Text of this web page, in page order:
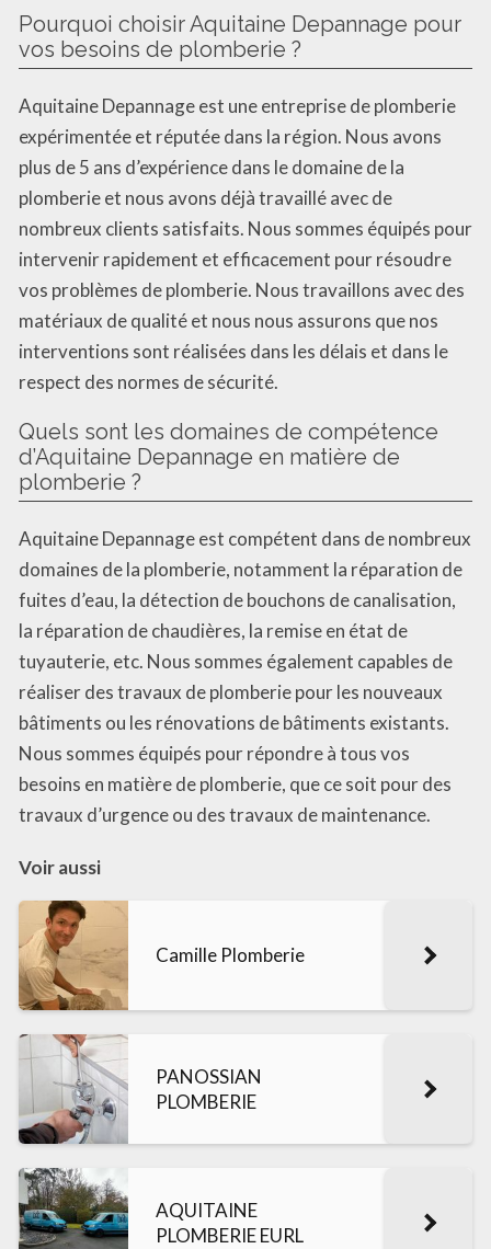
Pourquoi choisir Aquitaine Depannage pour
vos besoins de plomberie ?
Aquitaine Depannage est une entreprise de plomberie
expérimentée et réputée dans la région. Nous avons
plus de 5 ans d’expérience dans le domaine de la
plomberie et nous avons déjà travaillé avec de
nombreux clients satisfaits. Nous sommes équipés pour
intervenir rapidement et efficacement pour résoudre
vos problèmes de plomberie. Nous travaillons avec des
matériaux de qualité et nous nous assurons que nos
interventions sont réalisées dans les délais et dans le
respect des normes de sécurité.
Quels sont les domaines de compétence
d’Aquitaine Depannage en matière de
plomberie ?
Aquitaine Depannage est compétent dans de nombreux
domaines de la plomberie, notamment la réparation de
fuites d’eau, la détection de bouchons de canalisation,
la réparation de chaudières, la remise en état de
tuyauterie, etc. Nous sommes également capables de
réaliser des travaux de plomberie pour les nouveaux
bâtiments ou les rénovations de bâtiments existants.
Nous sommes équipés pour répondre à tous vos
besoins en matière de plomberie, que ce soit pour des
travaux d’urgence ou des travaux de maintenance.
Voir aussi
Camille Plomberie
PANOSSIAN
PLOMBERIE
AQUITAINE
PLOMBERIE EURL